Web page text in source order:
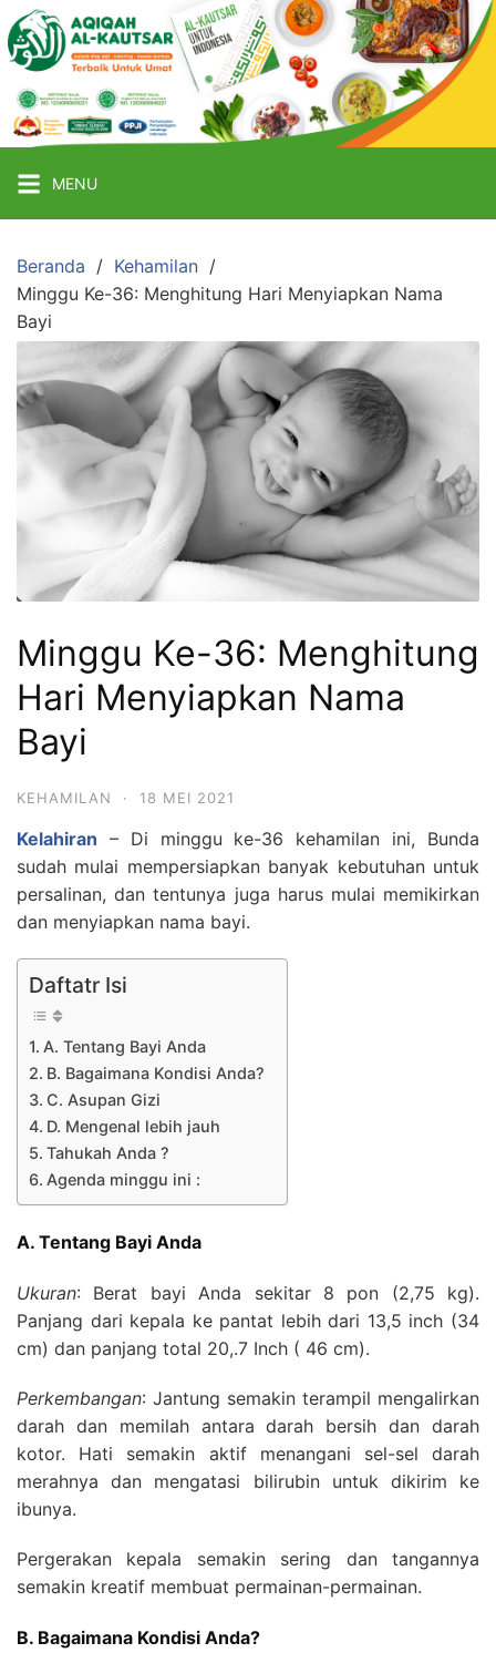
Langsung
ke
konten
Aqiqah
Al
Kautsar
Jasa
Aqiqah
Jogja
Murah
MENU
Beranda
Kehamilan
Minggu Ke-36: Menghitung Hari Menyiapkan Nama
Bayi
Minggu Ke-36: Menghitung
Hari Menyiapkan Nama
Bayi
KEHAMILAN · 18 MEI 2021
Kelahiran – Di minggu ke-36 kehamilan ini, Bunda
sudah mulai mempersiapkan banyak kebutuhan untuk
persalinan, dan tentunya juga harus mulai memikirkan
dan menyiapkan nama bayi.
Daftatr Isi
A. Tentang Bayi Anda
B. Bagaimana Kondisi Anda?
C. Asupan Gizi
D. Mengenal lebih jauh
Tahukah Anda ?
Agenda minggu ini :
A. Tentang Bayi Anda
Ukuran: Berat bayi Anda sekitar 8 pon (2,75 kg).
Panjang dari kepala ke pantat lebih dari 13,5 inch (34
cm) dan panjang total 20,.7 Inch ( 46 cm).
Perkembangan: Jantung semakin terampil mengalirkan
darah dan memilah antara darah bersih dan darah
kotor. Hati semakin aktif menangani sel-sel darah
merahnya dan mengatasi bilirubin untuk dikirim ke
ibunya.
Pergerakan kepala semakin sering dan tangannya
semakin kreatif membuat permainan-permainan.
B. Bagaimana Kondisi Anda?